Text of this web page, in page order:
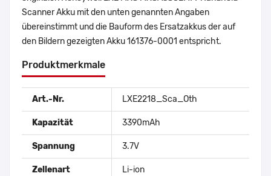
Scanner Akku mit den unten genannten Angaben
übereinstimmt und die Bauform des Ersatzakkus der auf
den Bildern gezeigten Akku 161376-0001 entspricht.
Produktmerkmale
Art.-Nr. LXE2218_Sca_Oth
Kapazität 3390mAh
Spannung 3.7V
Zellenart Li-ion